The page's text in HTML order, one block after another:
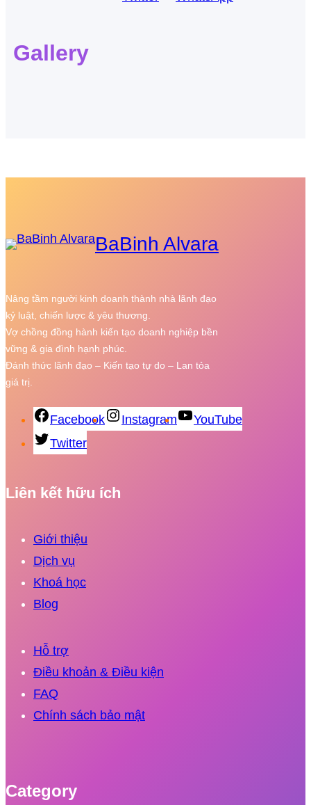
Gallery
BaBinh Alvara
Nâng tầm người kinh doanh thành nhà lãnh đạo
kỷ luật, chiến lược & yêu thương.
Vợ chồng đồng hành kiến tạo doanh nghiệp bền
vững & gia đình hạnh phúc.
Đánh thức lãnh đạo – Kiến tạo tự do – Lan tỏa
giá trị.
Facebook Instagram
YouTube
Twitter
Liên kết hữu ích
Giới thiệu
Dịch vụ
Khoá học
Blog
Hỗ trợ
Điều khoản & Điều kiện
FAQ
Chính sách bảo mật
Category